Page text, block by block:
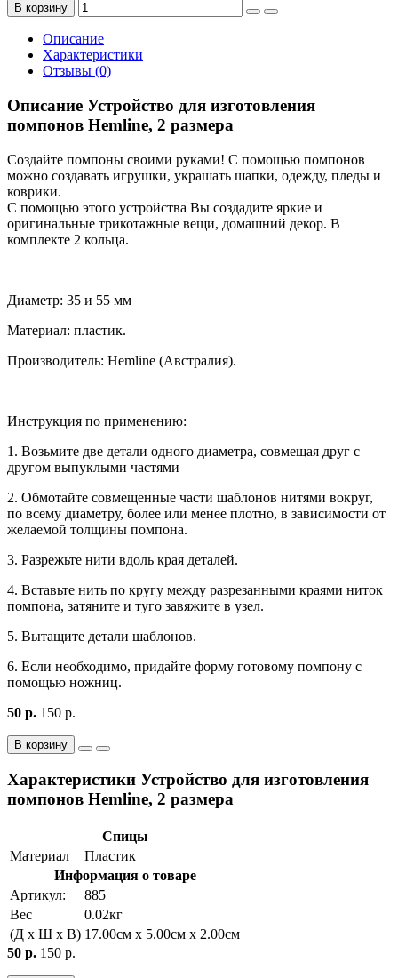
В корзину
Описание
Характеристики
Отзывы (0)
Описание Устройство для изготовления
помпонов Hemline, 2 размера
Создайте помпоны своими руками! С помощью помпонов
можно создавать игрушки, украшать шапки, одежду, пледы и
коврики.
С помощью этого устройства Вы создадите яркие и
оригинальные трикотажные вещи, домашний декор. В
комплекте 2 кольца.
Диаметр: 35 и 55 мм
Материал: пластик.
Производитель: Hemline (Австралия).
Инструкция по применению:
1. Возьмите две детали одного диаметра, совмещая друг с
другом выпуклыми частями
2. Обмотайте совмещенные части шаблонов нитями вокруг,
по всему диаметру, более или менее плотно, в зависимости от
желаемой толщины помпона.
3. Разрежьте нити вдоль края деталей.
4. Вставьте нить по кругу между разрезанными краями ниток
помпона, затяните и туго завяжите в узел.
5. Вытащите детали шаблонов.
6. Если необходимо, придайте форму готовому помпону с
помощью ножниц.
50 р. 150 р.
В корзину
Характеристики Устройство для изготовления
помпонов Hemline, 2 размера
Спицы
Материал
Пластик
Информация о товаре
Артикул:
885
Вес
0.02кг
(Д x Ш x В) 17.00см x 5.00см x 2.00см
50 р. 150 р.